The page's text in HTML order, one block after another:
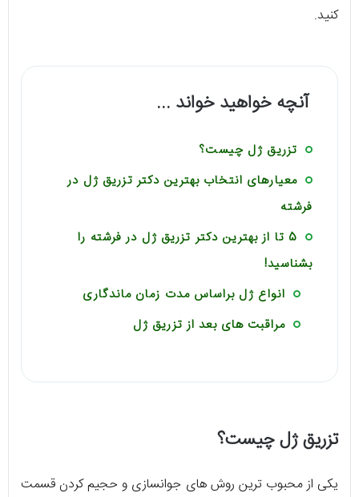
کنید.
آنچه خواهید خواند ...
تزریق ژل چیست؟
معیارهای انتخاب بهترین دکتر تزریق ژل در
فرشته
5 تا از بهترین دکتر تزریق ژل در فرشته را
بشناسید!
انواع ژل براساس مدت زمان ماندگاری
مراقبت های بعد از تزریق ژل
تزریق ژل چیست؟
یکی از محبوب ترین روش های جوانسازی و حجیم کردن قسمت